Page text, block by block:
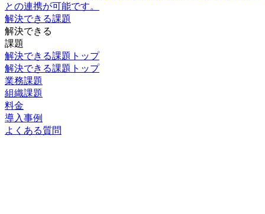
との連携が可能です。
解決できる課題
解決できる
課題
解決できる課題トップ
解決できる課題トップ
業務課題
組織課題
料金
導入事例
よくある質問